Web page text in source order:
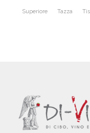
Superiore Tazza